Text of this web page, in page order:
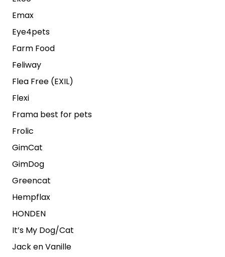
Emax
Eye4pets
Farm Food
Feliway
Flea Free (EXIL)
Flexi
Frama best for pets
Frolic
GimCat
GimDog
Greencat
Hempflax
HONDEN
It’s My Dog/Cat
Jack en Vanille